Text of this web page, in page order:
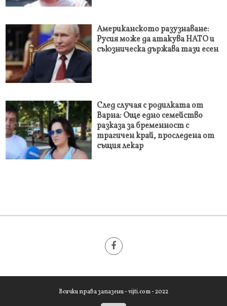
Американското разузнаване:
Русия може да атакува НАТО и
съюзническа държава тази есен
След случая с родилката от
Варна: Още едно семейство
разказа за бременност с
трагичен край, проследена от
същия лекар
Всички права запазени - vijti.com - 2022